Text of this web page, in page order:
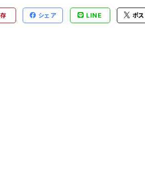
シェア LINE ポ